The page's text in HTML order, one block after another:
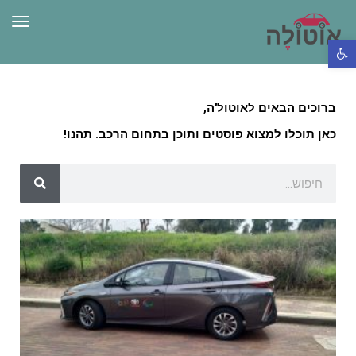
פתח סרגל נגישות
ברוכים הבאים לאוטול'ה,
כאן תוכלו למצוא פוסטים ותוכן בתחום הרכב. תהנו!